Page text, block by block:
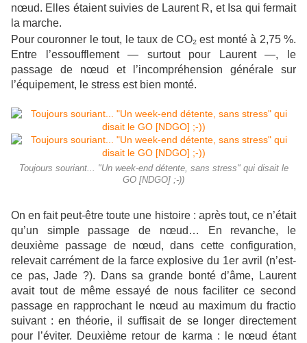
nœud. Elles étaient suivies de Laurent R, et Isa qui fermait
la marche.
Pour couronner le tout, le taux de CO₂ est monté à 2,75 %.
Entre l’essoufflement — surtout pour Laurent —, le
passage de nœud et l’incompréhension générale sur
l’équipement, le stress est bien monté.
Toujours souriant... "Un week-end détente, sans stress" qui disait le
GO [NDGO] ;-))
On en fait peut-être toute une histoire : après tout, ce n’était
qu’un simple passage de nœud… En revanche, le
deuxième passage de nœud, dans cette configuration,
relevait carrément de la farce explosive du 1er avril (n’est-
ce pas, Jade ?). Dans sa grande bonté d’âme, Laurent
avait tout de même essayé de nous faciliter ce second
passage en rapprochant le nœud au maximum du fractio
suivant : en théorie, il suffisait de se longer directement
pour l’éviter. Deuxième retour de karma : le nœud étant